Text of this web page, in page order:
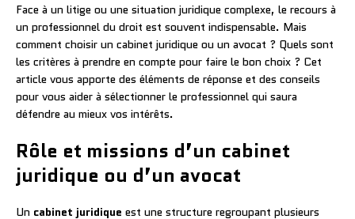
Face à un litige ou une situation juridique complexe, le recours à
un professionnel du droit est souvent indispensable. Mais
comment choisir un cabinet juridique ou un avocat ? Quels sont
les critères à prendre en compte pour faire le bon choix ? Cet
article vous apporte des éléments de réponse et des conseils
pour vous aider à sélectionner le professionnel qui saura
défendre au mieux vos intérêts.
Rôle et missions d’un cabinet
juridique ou d’un avocat
Un cabinet juridique est une structure regroupant plusieurs